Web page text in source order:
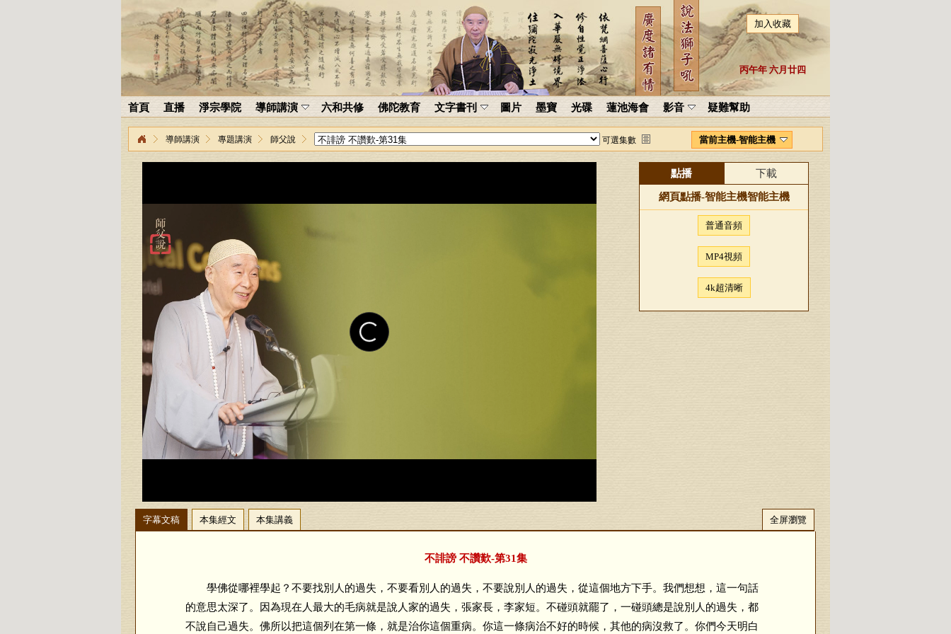
加入收藏
丙午年 六月廿四
首頁 直播 淨宗學院 導師講演 六和共修 佛陀教育 文字書刊 圖片 墨寶 光碟 蓮池海會 影音 疑難幫助
導師講演 專題講演 師父說 可選集數 當前主機-智能主機
點播 下載
網頁點播-智能主機智能主機
普通音頻
MP4視頻
4k超清晰
字幕文稿 本集經文 本集講義 全屏瀏覽
不誹謗 不讚歎-第31集
學佛從哪裡學起？不要找別人的過失，不要看別人的過失，不要說別人的過失，從這個地方下手。我們想想，這一句話
的意思太深了。因為現在人最大的毛病就是說人家的過失，張家長，李家短。不碰頭就罷了，一碰頭總是說別人的過失，都
不說自己過失。佛所以把這個列在第一條，就是治你這個重病。你這一條病治不好的時候，其他的病沒救了。你們今天明白